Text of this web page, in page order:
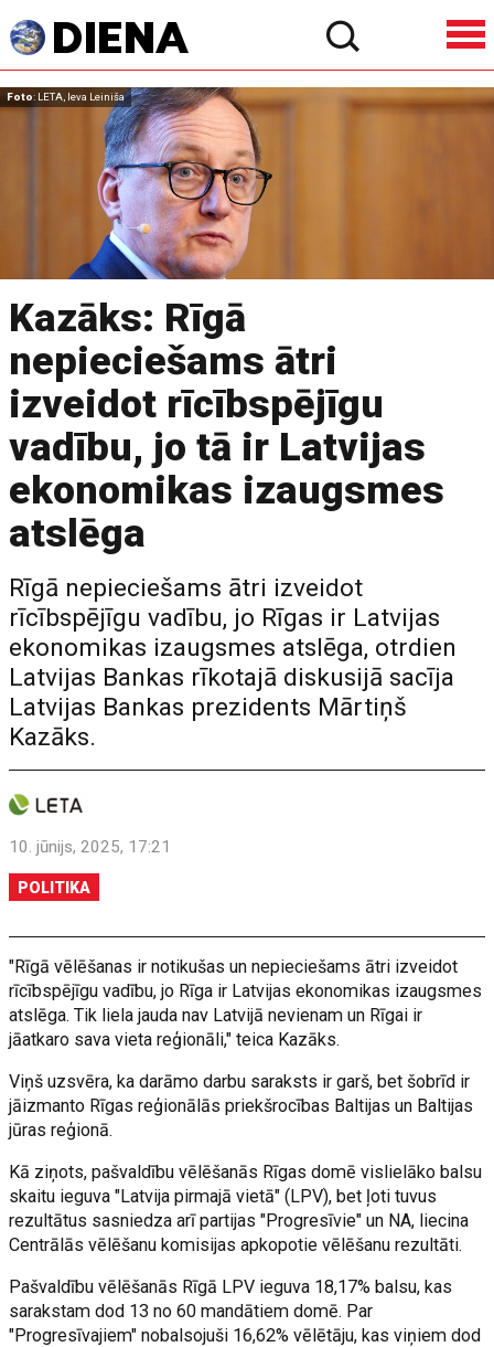
Foto: LETA, Ieva Leiniša
Kazāks: Rīgā
nepieciešams ātri
izveidot rīcībspējīgu
vadību, jo tā ir Latvijas
ekonomikas izaugsmes
atslēga
Rīgā nepieciešams ātri izveidot
rīcībspējīgu vadību, jo Rīgas ir Latvijas
ekonomikas izaugsmes atslēga, otrdien
Latvijas Bankas rīkotajā diskusijā sacīja
Latvijas Bankas prezidents Mārtiņš
Kazāks.
10. jūnijs, 2025, 17:21
POLITIKA
"Rīgā vēlēšanas ir notikušas un nepieciešams ātri izveidot
rīcībspējīgu vadību, jo Rīga ir Latvijas ekonomikas izaugsmes
atslēga. Tik liela jauda nav Latvijā nevienam un Rīgai ir
jāatkaro sava vieta reģionāli," teica Kazāks.
Viņš uzsvēra, ka darāmo darbu saraksts ir garš, bet šobrīd ir
jāizmanto Rīgas reģionālās priekšrocības Baltijas un Baltijas
jūras reģionā.
Kā ziņots, pašvaldību vēlēšanās Rīgas domē vislielāko balsu
skaitu ieguva "Latvija pirmajā vietā" (LPV), bet ļoti tuvus
rezultātus sasniedza arī partijas "Progresīvie" un NA, liecina
Centrālās vēlēšanu komisijas apkopotie vēlēšanu rezultāti.
Pašvaldību vēlēšanās Rīgā LPV ieguva 18,17% balsu, kas
sarakstam dod 13 no 60 mandātiem domē. Par
"Progresīvajiem" nobalsojuši 16,62% vēlētāju, kas viņiem dod